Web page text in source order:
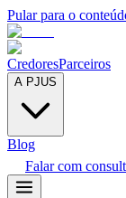
Pular para o
CredoresParceiros
A PJUS
Blog
Falar com